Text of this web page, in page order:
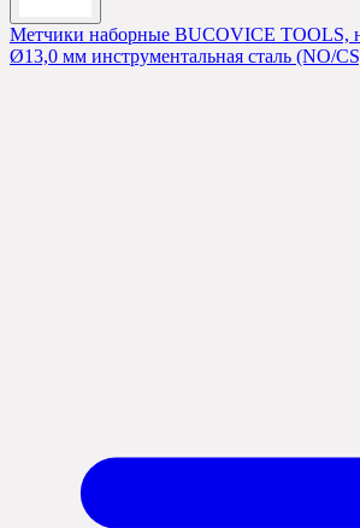
Метчики наборные BUCOVICE TOOLS,
Ø13,0 мм инструментальная сталь (NO/